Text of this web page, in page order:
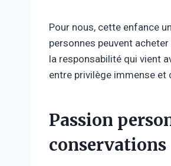
Pour nous, cette enfance
personnes peuvent
la responsabilité qui vient
entre privilège immense et
Passion
conservations